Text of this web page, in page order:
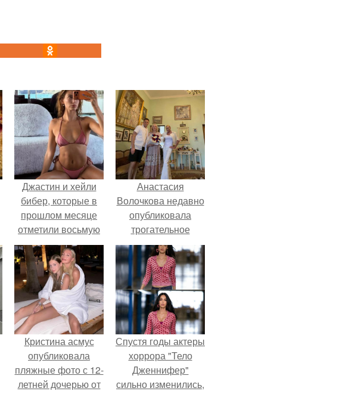
Джастин и хейли
бибер, которые в
прошлом месяце
отметили восьмую
годовщину
помолвки, показали
новые фото с
совместного
отдыха.
Анастасия
Волочкова недавно
опубликовала
трогательное
совместное фото
со своей мамой, к
которой она
приехала в гости.
Кристина асмус
опубликовала
пляжные фото с 12-
летней дочерью от
Спустя годы актеры
хоррора "Тело
Дженнифер"
сильно изменились,